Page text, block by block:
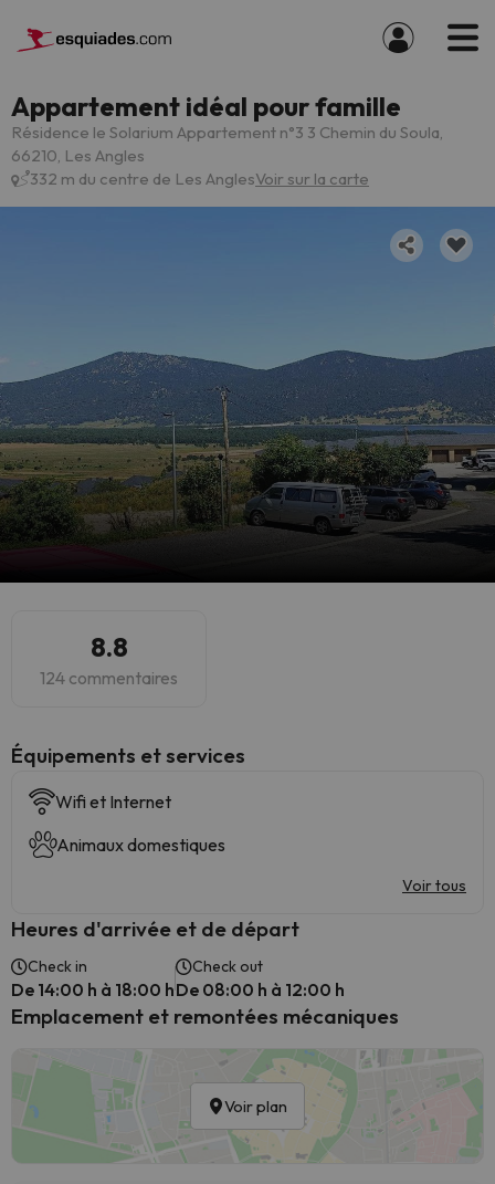
Appartement idéal pour famille
Résidence le Solarium Appartement n°3 3 Chemin du Soula,
66210, Les Angles
332 m du centre de Les AnglesVoir sur la carte
8.8
124 commentaires
​Équipements et services
Wifi et Internet
Animaux domestiques
Voir tous
Heures d'arrivée et de départ
Check in
De 14:00 h à 18:00 h
Check out
De 08:00 h à 12:00 h
Emplacement et remontées mécaniques
Voir plan